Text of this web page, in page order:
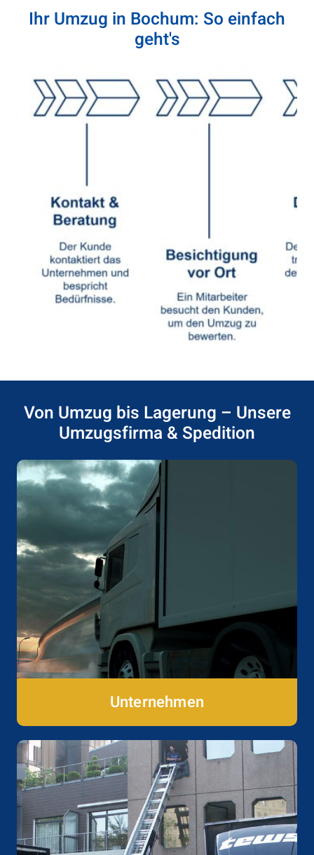
Ihr Umzug in Bochum: So einfach
geht's
Von Umzug bis Lagerung – Unsere
Umzugsfirma & Spedition
Unternehmen